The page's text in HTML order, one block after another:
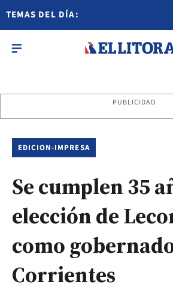
TEMAS DEL DÍA:
PUBLICIDAD
EDICION-IMPRESA
Se cumplen 35
elección de
como
Corrientes